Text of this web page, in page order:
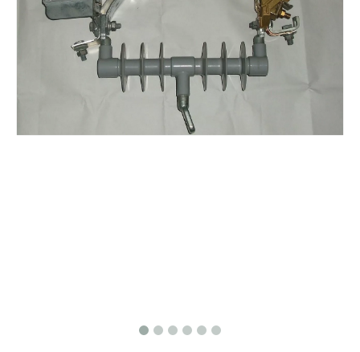
Polymer Fuse Cutout, Drop out Fuses 36 Kv 100A